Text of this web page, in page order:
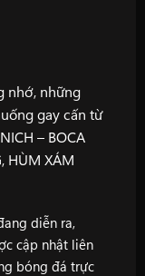
nhớ, những
gay cấn từ
– BOCA
HÙM XÁM
diễn ra,
cập nhật liên
bóng đá trực